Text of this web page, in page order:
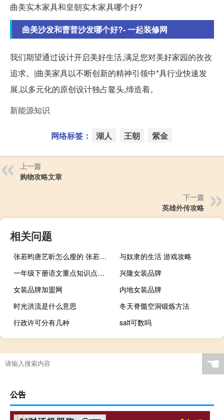
曲美实木家具和皇朝实木家具哪个好?
曲美沙发和曹普沙发哪个好?- 一起装修网
我们期望通过设计开启美好生活,满足您对美好家园的孜孜
追求。|曲美家具以不断创新的精神引领中*具行业快速发
展,以多元化的原创设计独占鳌头,缔造着。
新能源知识
网络标签： 湖人 王朝 紫金
上一篇
购物攻略文章
下一篇
英雄外传攻略
相关问题
张若昀唐艺昕怎么瘦的 张若昀唐艺昕怎么认识的
与奴隶的生活 游戏攻略
一年级下册语文重点知识点（一年级下册语文重点）
兴隆女装品牌
女装品牌加盟网
内地女装品牌
时光洪流是什么意思
冬天脊髓空洞锻炼方法
行政许可分有几种
salt可数吗
☚
公告